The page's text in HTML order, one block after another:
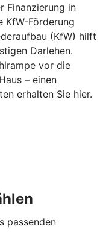
Finanzierung in
KfW-Förderung
(KfW) hilft
Darlehen.
vor die
– einen
erhalten Sie hier.
passenden